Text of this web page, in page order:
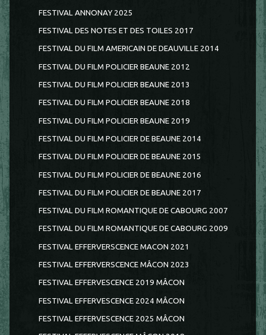
FESTIVAL ANNONAY 2025
FESTIVAL DES NOTES ET DES TOILES 2017
FESTIVAL DU FILM AMERICAIN DE DEAUVILLE 2014
FESTIVAL DU FILM POLICIER BEAUNE 2012
FESTIVAL DU FILM POLICIER BEAUNE 2013
FESTIVAL DU FILM POLICIER BEAUNE 2018
FESTIVAL DU FILM POLICIER BEAUNE 2019
FESTIVAL DU FILM POLICIER DE BEAUNE 2014
FESTIVAL DU FILM POLICIER DE BEAUNE 2015
FESTIVAL DU FILM POLICIER DE BEAUNE 2016
FESTIVAL DU FILM POLICIER DE BEAUNE 2017
FESTIVAL DU FILM ROMANTIQUE DE CABOURG 2007
FESTIVAL DU FILM ROMANTIQUE DE CABOURG 2009
FESTIVAL EFFERVERSCENCE MACON 2021
FESTIVAL EFFERVERSCENCE MÂCON 2023
FESTIVAL EFFERVESCENCE 2019 MÂCON
FESTIVAL EFFERVESCENCE 2024 MÂCON
FESTIVAL EFFERVESCENCE 2025 MÂCON